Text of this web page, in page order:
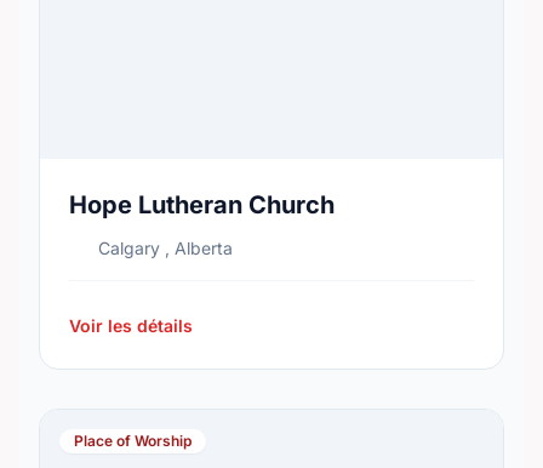
Hope Lutheran Church
Calgary , Alberta
Voir les détails
Place of Worship